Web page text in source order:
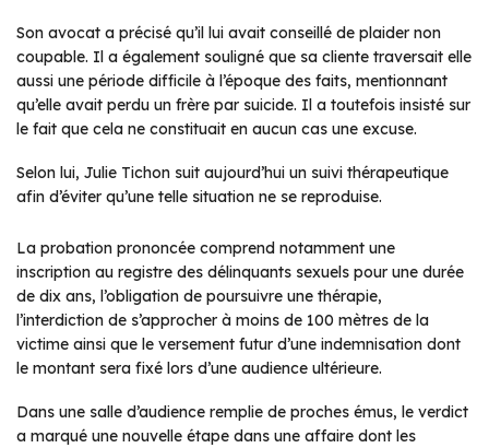
Son avocat a précisé qu’il lui avait conseillé de plaider non
coupable. Il a également souligné que sa cliente traversait elle
aussi une période difficile à l’époque des faits, mentionnant
qu’elle avait perdu un frère par suicide. Il a toutefois insisté sur
le fait que cela ne constituait en aucun cas une excuse.
Selon lui, Julie Tichon suit aujourd’hui un suivi thérapeutique
afin d’éviter qu’une telle situation ne se reproduise.
La probation prononcée comprend notamment une
inscription au registre des délinquants sexuels pour une durée
de dix ans, l’obligation de poursuivre une thérapie,
l’interdiction de s’approcher à moins de 100 mètres de la
victime ainsi que le versement futur d’une indemnisation dont
le montant sera fixé lors d’une audience ultérieure.
Dans une salle d’audience remplie de proches émus, le verdict
a marqué une nouvelle étape dans une affaire dont les